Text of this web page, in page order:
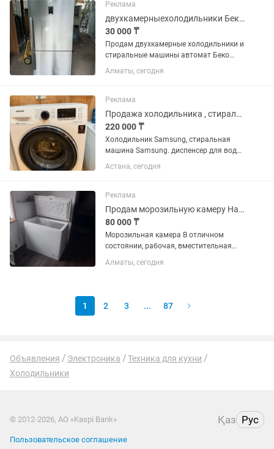
Реклама
двухкамерныехолодильники Беко Индезит Атлант в Алматы
30 000 ₸
Продам двухкамерные холодильники и
стиральные машины автомат Беко
Индезит Атлант работает морозят
отлично р-н калкаман от 30000 и выше
Алматы, сегодня
Реклама
Продажа холодильника , стиральной машины
220 000 ₸
Холодильник Samsung, стиральная
машина Samsung. диспенсер для воды
с 2-мя бутылями по 19 л. Продам все
вместе или по отдельности.
Астана, сегодня
Реклама
Продам морозильную камеру Haier
80 000 ₸
Морозильная камера В отличном
состоянии, рабочая, вместительная
Алматы, сегодня
1 2 3 ... 87
Объявления Электроника
Техника для кухни
Холодильники
© 2012-2026, АО «Kaspi Bank» Қаз Рус
Пользовательское соглашение